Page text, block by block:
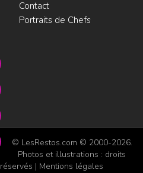
Contact
Portraits de Chefs
© LesRestos.com © 2000-2026.
Photos et illustrations : droits
réservés | Mentions légales